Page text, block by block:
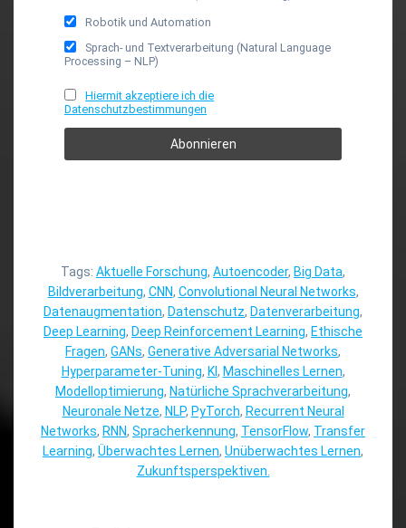
Robotik und Automation
Sprach- und Textverarbeitung (Natural Language
Processing – NLP)
Hiermit akzeptiere ich die
Datenschutzbestimmungen
Tags: Aktuelle Forschung, Autoencoder, Big Data,
Bildverarbeitung, CNN, Convolutional Neural Networks,
Datenaugmentation, Datenschutz, Datenverarbeitung,
Deep Learning, Deep Reinforcement Learning, Ethische
Fragen, GANs, Generative Adversarial Networks,
Hyperparameter-Tuning, KI, Maschinelles Lernen,
Modelloptimierung, Natürliche Sprachverarbeitung,
Neuronale Netze, NLP, PyTorch, Recurrent Neural
Networks, RNN, Spracherkennung, TensorFlow, Transfer
Learning, Überwachtes Lernen, Unüberwachtes Lernen,
Zukunftsperspektiven.